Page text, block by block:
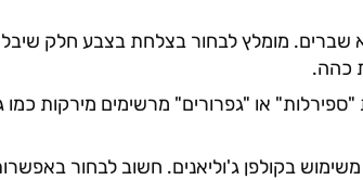
שברים. מומלץ לבחור בצלחת בצבע חלק
כהה.
"ספירלות" או "גפרורים" מרשימים מירקות
משימוש בקולפן ג'וליאנים. חשוב לבחור